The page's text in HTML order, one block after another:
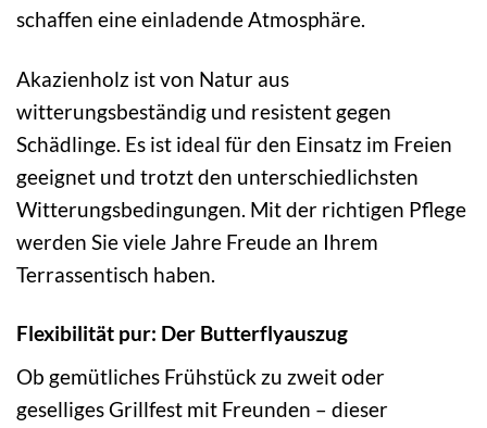
schaffen eine einladende Atmosphäre.
Akazienholz ist von Natur aus
witterungsbeständig und resistent gegen
Schädlinge. Es ist ideal für den Einsatz im Freien
geeignet und trotzt den unterschiedlichsten
Witterungsbedingungen. Mit der richtigen Pflege
werden Sie viele Jahre Freude an Ihrem
Terrassentisch haben.
Flexibilität pur: Der Butterflyauszug
Ob gemütliches Frühstück zu zweit oder
geselliges Grillfest mit Freunden – dieser